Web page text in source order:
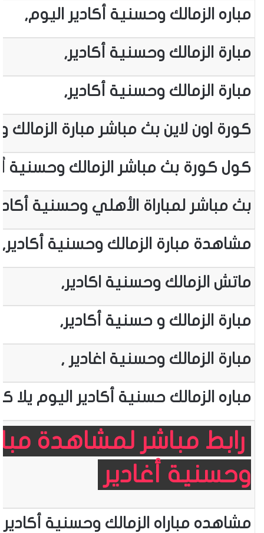
مباره الزمالك وحسنية أكادير اليوم,
مبارة الزمالك وحسنية أكادير,
مبارة الزمالك وحسنية أكادير,
كورة اون لاين بث مباشر مبارة الزمالك
كول كورة بث مباشر الزمالك وحسنية
بث مباشر لمباراة الأهلي وحسنية
مشاهدة مبارة الزمالك وحسنية أكادير,
ماتش الزمالك وحسنية اكادير,
مبارة الزمالك و حسنية أكادير,
مبارة الزمالك وحسنية اغادير ,
مباره الزمالك حسنية أكادير اليوم يلا
رابط مباشر لمشاهدة
وحسنية أغادير
مشاهده مباراه الزمالك وحسنية أكادير